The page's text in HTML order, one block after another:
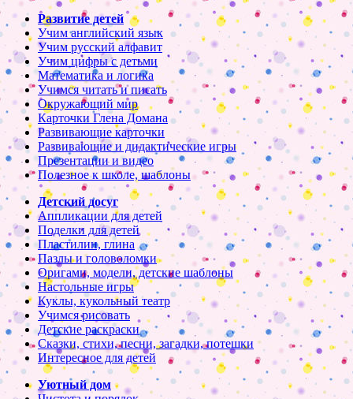
Развитие детей
Учим английский язык
Учим русский алфавит
Учим цифры с детьми
Математика и логика
Учимся читать и писать
Окружающий мир
Карточки Глена Домана
Развивающие карточки
Развивающие и дидактические игры
Презентации и видео
Полезное к школе, шаблоны
Детский досуг
Аппликации для детей
Поделки для детей
Пластилин, глина
Пазлы и головоломки
Оригами, модели, детские шаблоны
Настольные игры
Куклы, кукольный театр
Учимся рисовать
Детские раскраски
Сказки, стихи, песни, загадки, потешки
Интересное для детей
Уютный дом